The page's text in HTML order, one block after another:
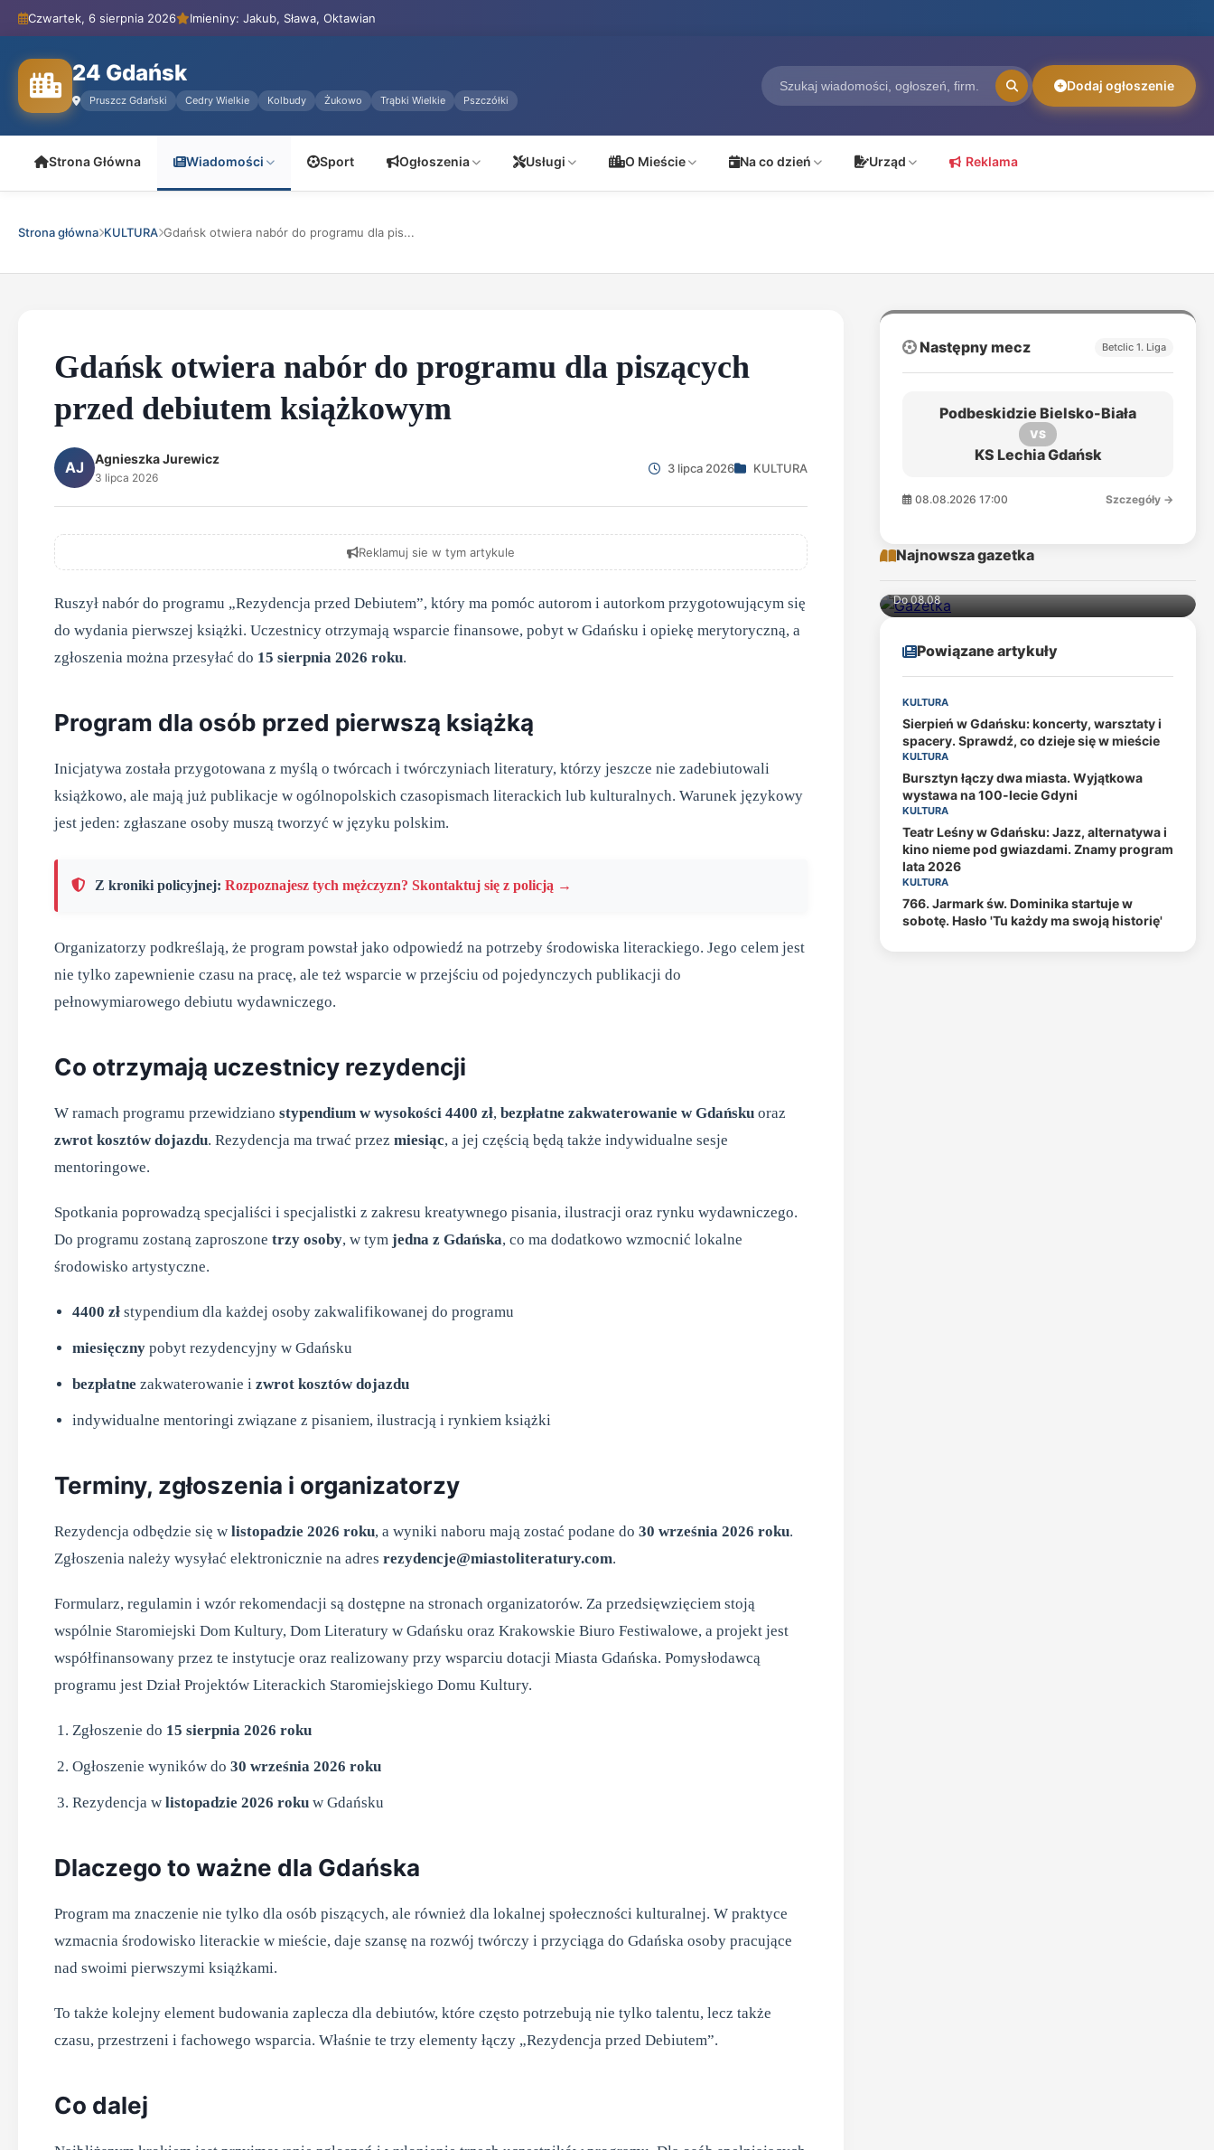
Czwartek, 6 sierpnia 2026 Imieniny: Jakub, Sława, Oktawian
24 Gdańsk
Pruszcz Gdański Cedry Wielkie Kolbudy Żukowo Trąbki Wielkie Pszczółki
Dodaj ogłoszenie
Strona Główna Wiadomości Sport Ogłoszenia Usługi O Mieście Na co dzień Urząd Reklama
Strona główna KULTURA Gdańsk otwiera nabór do programu dla pis...
Gdańsk otwiera nabór do programu dla piszących
przed debiutem książkowym
AJ Agnieszka Jurewicz
3 lipca 2026
3 lipca 2026 KULTURA
Reklamuj sie w tym artykule
Ruszył nabór do programu „Rezydencja przed Debiutem”, który ma pomóc autorom i autorkom przygotowującym się
do wydania pierwszej książki. Uczestnicy otrzymają wsparcie finansowe, pobyt w Gdańsku i opiekę merytoryczną, a
zgłoszenia można przesyłać do 15 sierpnia 2026 roku.
Program dla osób przed pierwszą książką
Inicjatywa została przygotowana z myślą o twórcach i twórczyniach literatury, którzy jeszcze nie zadebiutowali
książkowo, ale mają już publikacje w ogólnopolskich czasopismach literackich lub kulturalnych. Warunek językowy
jest jeden: zgłaszane osoby muszą tworzyć w języku polskim.
Z kroniki policyjnej: Rozpoznajesz tych mężczyzn? Skontaktuj się z policją →
Organizatorzy podkreślają, że program powstał jako odpowiedź na potrzeby środowiska literackiego. Jego celem jest
nie tylko zapewnienie czasu na pracę, ale też wsparcie w przejściu od pojedynczych publikacji do
pełnowymiarowego debiutu wydawniczego.
Co otrzymają uczestnicy rezydencji
W ramach programu przewidziano stypendium w wysokości 4400 zł, bezpłatne zakwaterowanie w Gdańsku oraz
zwrot kosztów dojazdu. Rezydencja ma trwać przez miesiąc, a jej częścią będą także indywidualne sesje
mentoringowe.
Spotkania poprowadzą specjaliści i specjalistki z zakresu kreatywnego pisania, ilustracji oraz rynku wydawniczego.
Do programu zostaną zaproszone trzy osoby, w tym jedna z Gdańska, co ma dodatkowo wzmocnić lokalne
środowisko artystyczne.
4400 zł stypendium dla każdej osoby zakwalifikowanej do programu
miesięczny pobyt rezydencyjny w Gdańsku
bezpłatne zakwaterowanie i zwrot kosztów dojazdu
indywidualne mentoringi związane z pisaniem, ilustracją i rynkiem książki
Terminy, zgłoszenia i organizatorzy
Rezydencja odbędzie się w listopadzie 2026 roku, a wyniki naboru mają zostać podane do 30 września 2026 roku.
Zgłoszenia należy wysyłać elektronicznie na adres rezydencje@miastoliteratury.com.
Formularz, regulamin i wzór rekomendacji są dostępne na stronach organizatorów. Za przedsięwzięciem stoją
wspólnie Staromiejski Dom Kultury, Dom Literatury w Gdańsku oraz Krakowskie Biuro Festiwalowe, a projekt jest
współfinansowany przez te instytucje oraz realizowany przy wsparciu dotacji Miasta Gdańska. Pomysłodawcą
programu jest Dział Projektów Literackich Staromiejskiego Domu Kultury.
Zgłoszenie do 15 sierpnia 2026 roku
Ogłoszenie wyników do 30 września 2026 roku
Rezydencja w listopadzie 2026 roku w Gdańsku
Dlaczego to ważne dla Gdańska
Program ma znaczenie nie tylko dla osób piszących, ale również dla lokalnej społeczności kulturalnej. W praktyce
wzmacnia środowisko literackie w mieście, daje szansę na rozwój twórczy i przyciąga do Gdańska osoby pracujące
nad swoimi pierwszymi książkami.
To także kolejny element budowania zaplecza dla debiutów, które często potrzebują nie tylko talentu, lecz także
czasu, przestrzeni i fachowego wsparcia. Właśnie te trzy elementy łączy „Rezydencja przed Debiutem”.
Co dalej
Następny mecz Betclic 1. Liga
Podbeskidzie Bielsko-Biała
VS
KS Lechia Gdańsk
08.08.2026 17:00 Szczegóły →
Najnowsza gazetka
Do 08.08
Powiązane artykuły
KULTURA
Sierpień w Gdańsku: koncerty, warsztaty i
spacery. Sprawdź, co dzieje się w mieście
KULTURA
Bursztyn łączy dwa miasta. Wyjątkowa
wystawa na 100-lecie Gdyni
KULTURA
Teatr Leśny w Gdańsku: Jazz, alternatywa i
kino nieme pod gwiazdami. Znamy program
lata 2026
KULTURA
766. Jarmark św. Dominika startuje w
sobotę. Hasło 'Tu każdy ma swoją historię'